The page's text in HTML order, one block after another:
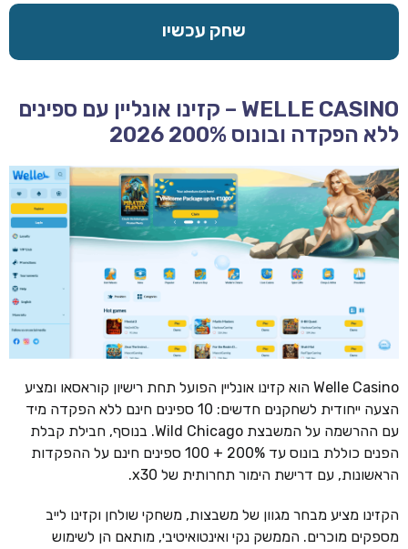
שחק עכשיו
WELLE CASINO – קזינו אונליין עם ספינים
ללא הפקדה ובונוס 200% 2026
Welle Casino הוא קזינו אונליין הפועל תחת רישיון קוראסאו ומציע
הצעה ייחודית לשחקנים חדשים: 10 ספינים חינם ללא הפקדה מיד
עם ההרשמה על המשבצת Wild Chicago. בנוסף, חבילת קבלת
הפנים כוללת בונוס עד 200% + 100 ספינים חינם על ההפקדות
הראשונות, עם דרישת הימור תחרותית של x30.
הקזינו מציע מבחר מגוון של משבצות, משחקי שולחן וקזינו לייב
מספקים מוכרים. הממשק נקי ואינטואיטיבי, מותאם הן לשימוש